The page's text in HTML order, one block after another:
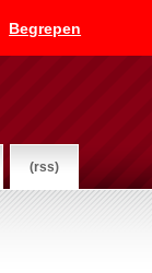
Begrepen
(rss)